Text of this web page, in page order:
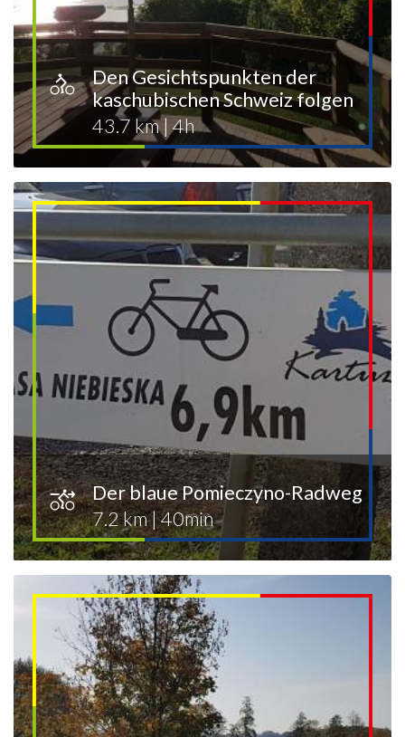
Den Gesichtspunkten der
kaschubischen Schweiz folgen
43.7 km|4h
Der blaue Pomieczyno-Radweg
7.2 km|40min